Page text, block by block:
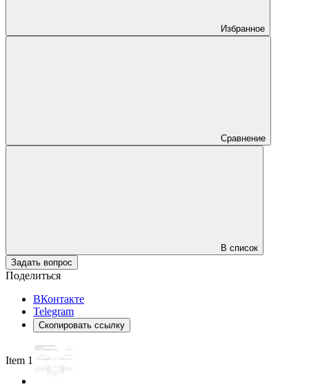
Избранное
Сравнение
В список
Задать вопрос
Поделиться
ВКонтакте
Telegram
Скопировать ссылку
Item 1 of 3